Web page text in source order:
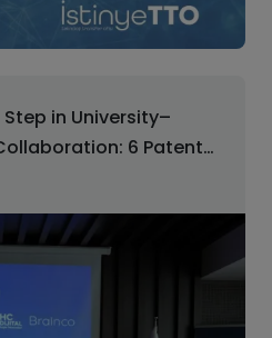
in University–
6 Patents